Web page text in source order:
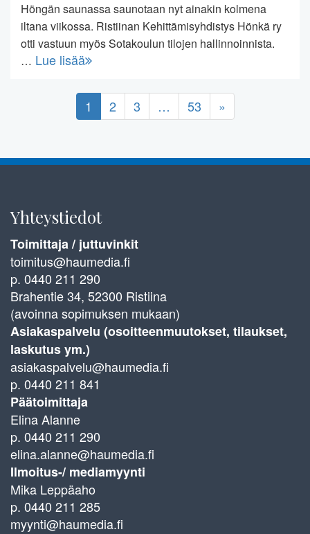
Höngän saunassa saunotaan nyt ainakin kolmena
iltana viikossa. Ristiinan Kehittämisyhdistys Hönkä ry
otti vastuun myös Sotakoulun tilojen hallinnoinnista.
… Lue lisää
1 2 3 … 53 »
Yhteystiedot
Toimittaja / juttuvinkit
toimitus@haumedia.fi
p. 0440 211 290
Brahentie 34, 52300 Ristiina
(avoinna sopimuksen mukaan)
Asiakaspalvelu (osoitteenmuutokset, tilaukset,
laskutus ym.)
asiakaspalvelu@haumedia.fi
p. 0440 211 841
Päätoimittaja
Elina Alanne
p. 0440 211 290
elina.alanne@haumedia.fi
Ilmoitus-/ mediamyynti
Mika Leppäaho
p. 0440 211 285
myynti@haumedia.fi